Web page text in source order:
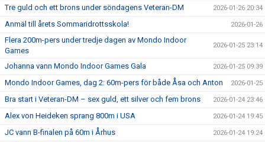
Tre guld och ett brons under söndagens Veteran-DM 2026-01-26 20:34
Anmäl till årets Sommaridrottsskola! 2026-01-26
Flera 200m-pers under tredje dagen av Mondo Indoor
Games
2026-01-25 23:14
Johanna vann Mondo Indoor Games Gala 2026-01-25 09:39
Mondo Indoor Games, dag 2: 60m-pers för både Åsa och Anton 2026-01-25
Bra start i Veteran-DM – sex guld, ett silver och fem brons 2026-01-24 23:46
Alex von Heideken sprang 800m i USA 2026-01-24 19:45
JC vann B-finalen på 60m i Århus 2026-01-24 19:24